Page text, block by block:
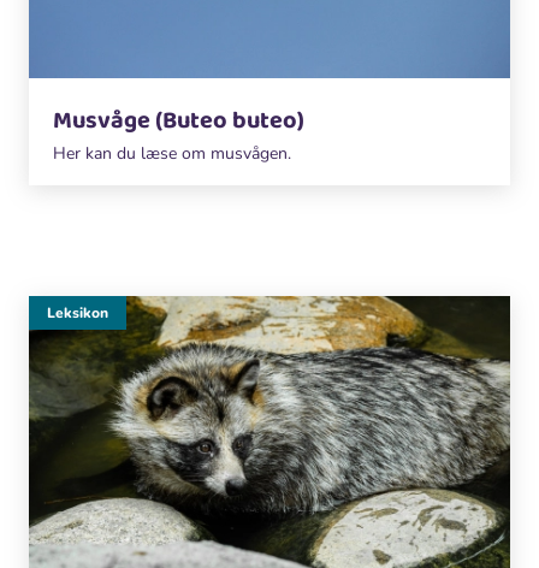
Musvåge (Buteo buteo)
Her kan du læse om musvågen.
Leksikon